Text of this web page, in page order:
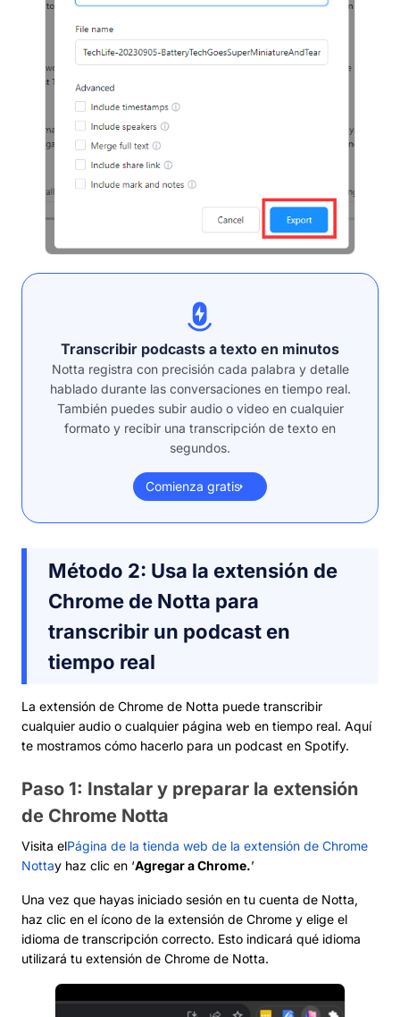
Transcribir podcasts a texto en minutos
Notta registra con precisión cada palabra y detalle
hablado durante las conversaciones en tiempo real.
También puedes subir audio o video en cualquier
formato y recibir una transcripción de texto en
segundos.
Comienza gratis
Método 2: Usa la extensión de
Chrome de Notta para
transcribir un podcast en
tiempo real
La extensión de Chrome de Notta puede transcribir
cualquier audio o cualquier página web en tiempo real. Aquí
te mostramos cómo hacerlo para un podcast en Spotify.
Paso 1: Instalar y preparar la extensión
de Chrome Notta
Visita elPágina de la tienda web de la extensión de Chrome
Nottay haz clic en ‘Agregar a Chrome.’
Una vez que hayas iniciado sesión en tu cuenta de Notta,
haz clic en el ícono de la extensión de Chrome y elige el
idioma de transcripción correcto. Esto indicará qué idioma
utilizará tu extensión de Chrome de Notta.